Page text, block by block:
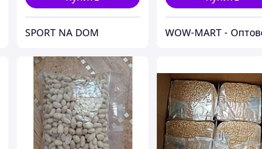
SPORT NA DOM